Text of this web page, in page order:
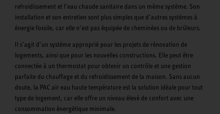
refroidissement et l’eau chaude sanitaire dans un même système. Son
installation et son entretien sont plus simples que d’autres systèmes à
énergie fossile, car elle n’est pas équipée de cheminées ou de brûleurs.
Il s’agit d’un système approprié pour les projets de rénovation de
logements, ainsi que pour les nouvelles constructions. Elle peut être
connectée à un thermostat pour obtenir un contrôle et une gestion
parfaite du chauffage et du refroidissement de la maison. Sans aucun
doute, la PAC air eau haute température est la solution idéale pour tout
type de logement, car elle offre un niveau élevé de confort avec une
consommation énergétique minimale.